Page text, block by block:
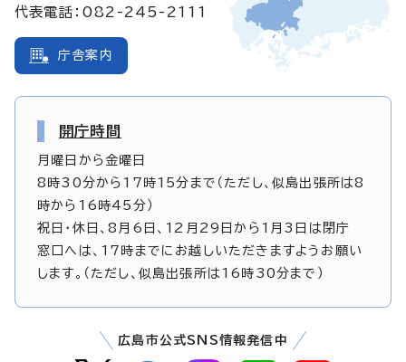
代表電話：082-245-2111
庁舎案内
開庁時間
月曜日から金曜日
8時30分から17時15分まで（ただし、似島出張所は8
時から16時45分）
祝日・休日、8月6日、12月29日から1月3日は閉庁
窓口へは、17時までにお越しいただきますようお願い
します。（ただし、似島出張所は16時30分まで）
広島市公式SNS情報発信中